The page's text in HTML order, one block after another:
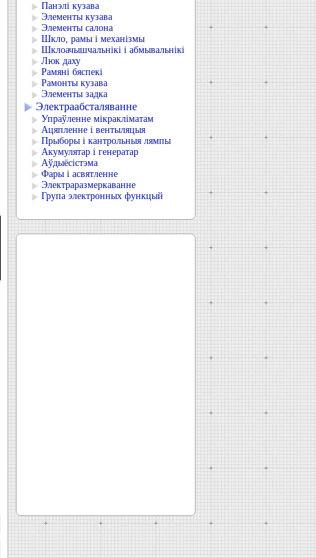
Панэлі кузава
Элементы кузава
Элементы салона
Шкло, рамы і механізмы
Шклоачышчальнікі і абмывальнікі
Люк даху
Рамяні бяспекі
Рамонты кузава
Элементы задка
Электраабсталяванне
Упраўленне мікракліматам
Ацяпленне і вентыляцыя
Прыборы і кантрольныя лямпы
Акумулятар і генератар
Аўдыёсістэма
Фары і асвятленне
Электраразмеркаванне
Група электронных функцый